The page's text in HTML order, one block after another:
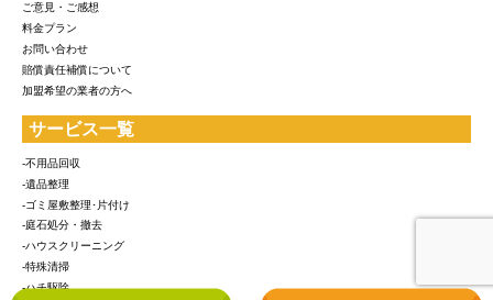
ご意見・ご感想
料金プラン
お問い合わせ
賠償責任補償について
加盟希望の業者の方へ
サービス一覧
-不用品回収
-遺品整理
-ゴミ屋敷整理･片付け
-庭石処分・撤去
-ハウスクリーニング
-特殊清掃
-ハチ駆除